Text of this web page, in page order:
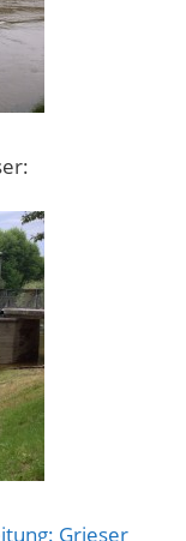
Grieser